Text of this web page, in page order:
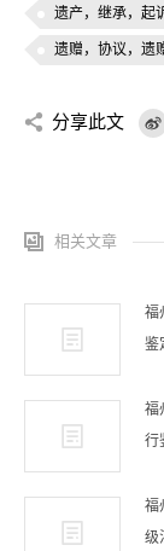
遗产，继承，起
遗赠，协议，遗
分享此文
相关文章
福
鉴
福
行
福
级